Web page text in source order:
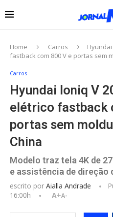
Home Carros
Hyundai
fastback com 800 V e portas sem
Carros
Hyundai Ioniq V
elétrico fastback
portas sem
China
Modelo traz tela 4K de
e assistência de direção
escrito por Aialla Andrade
16:00h
A+A-